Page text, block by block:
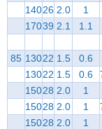
14026 2.0 1
17039 2.1 1.1
85 13022 1.5 0.6
13022 1.5 0.6
15028 2.0 1
15028 2.0 1
15028 2.0 1